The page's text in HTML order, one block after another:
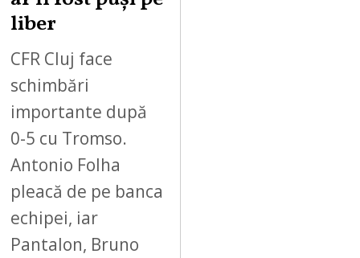
liber
CFR Cluj face
schimbări
importante după
0-5 cu Tromso.
Antonio Folha
pleacă de pe banca
echipei, iar
Pantalon, Bruno